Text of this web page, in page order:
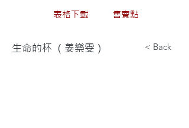
表格下載
售賣點
生命的杯 （姜樂雯） < Back